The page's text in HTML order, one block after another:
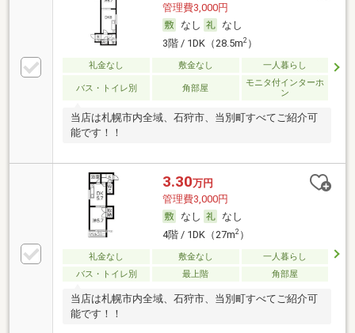
管理費3,000円
なし
なし
3階 / 1DK（28.5m2）
礼金なし 敷金なし 一人暮らし
バス・トイレ別 角部屋
モニタ付インターホ
ン
当店は札幌市内全域、石狩市、当別町すべてご紹介可
能です！！
3.30万円
管理費3,000円
なし
なし
4階 / 1DK（27m2）
礼金なし 敷金なし
一人暮らし
バス・トイレ別
最上階 角部屋
当店は札幌市内全域、石狩市、当別町すべてご紹介可
能です！！